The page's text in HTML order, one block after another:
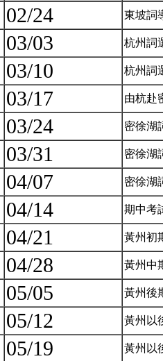
02/24 東坡詞
03/03 杭州詞
03/10 杭州詞
03/17 由杭赴
03/24 密徐湖
03/31 密徐湖
04/07 密徐湖
04/14 期中考
04/21 黃州初
04/28 黃州中
05/05 黃州後
05/12 黃州以
05/19 黃州以